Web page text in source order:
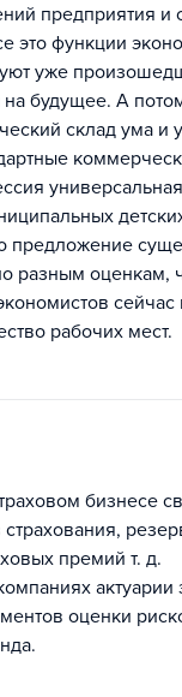
предприятия и
это функции
уже
будущее. А
склад ума и
предложение
разным оценкам,
сейчас
рабочих мест.
бизнесе
премий т. д.
актуарии
оценки